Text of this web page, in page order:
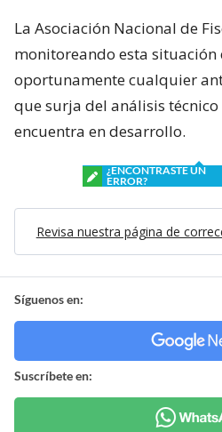
La Asociación Nacional de
monitoreando esta
oportunamente cualquier
que surja del análisis
encuentra en desarrollo.
¿ENCONTRASTE UN
ERROR?
Revisa nuestra página de
Síguenos en:
Suscríbete en: